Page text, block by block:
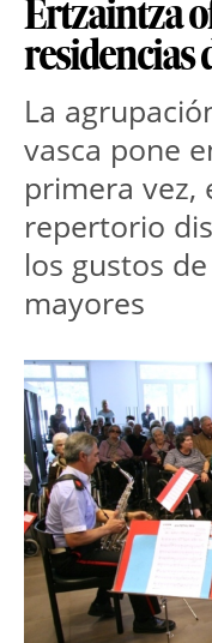
Ertzaintza
residencias
La
vasca pone
primera vez,
repertorio
los gustos
mayores